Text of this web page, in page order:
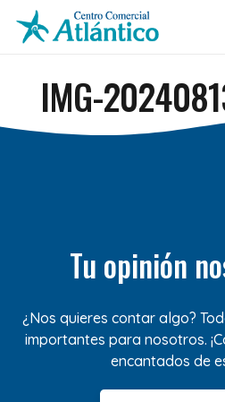
IMG-
Tu opinión
¿Nos quieres contar algo?
importantes para nosotros.
encantados de